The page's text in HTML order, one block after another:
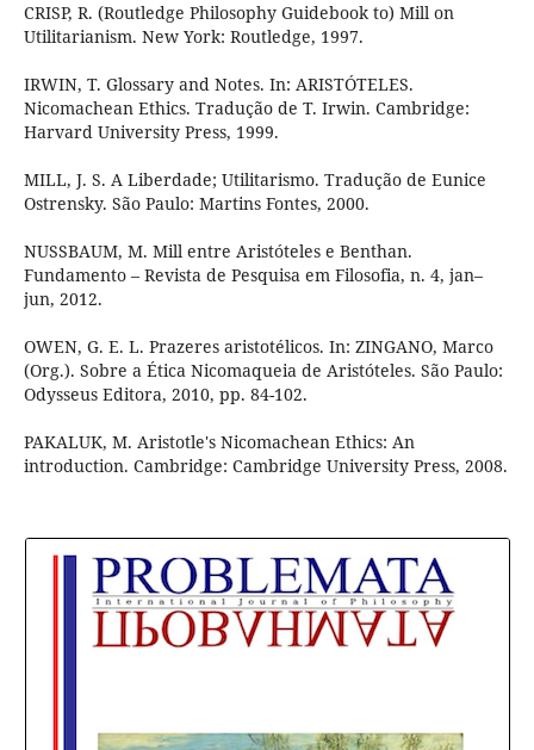
CRISP, R. (Routledge Philosophy Guidebook to) Mill on
Utilitarianism. New York: Routledge, 1997.
IRWIN, T. Glossary and Notes. In: ARISTÓTELES.
Nicomachean Ethics. Tradução de T. Irwin. Cambridge:
Harvard University Press, 1999.
MILL, J. S. A Liberdade; Utilitarismo. Tradução de Eunice
Ostrensky. São Paulo: Martins Fontes, 2000.
NUSSBAUM, M. Mill entre Aristóteles e Benthan.
Fundamento – Revista de Pesquisa em Filosofia, n. 4, jan–
jun, 2012.
OWEN, G. E. L. Prazeres aristotélicos. In: ZINGANO, Marco
(Org.). Sobre a Ética Nicomaqueia de Aristóteles. São Paulo:
Odysseus Editora, 2010, pp. 84-102.
PAKALUK, M. Aristotle's Nicomachean Ethics: An
introduction. Cambridge: Cambridge University Press, 2008.